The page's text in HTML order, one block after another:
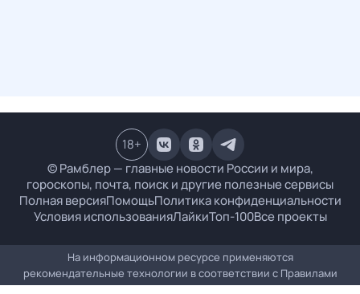
© Рамблер — главные новости России и мира,
гороскопы, почта, поиск и другие полезные сервисы
Полная версияПомощьПолитика конфиденциальности
Условия использованияЛайкиТоп-100Все проекты
18+
На информационном ресурсе применяются
рекомендательные технологии в соответствии с Правилами